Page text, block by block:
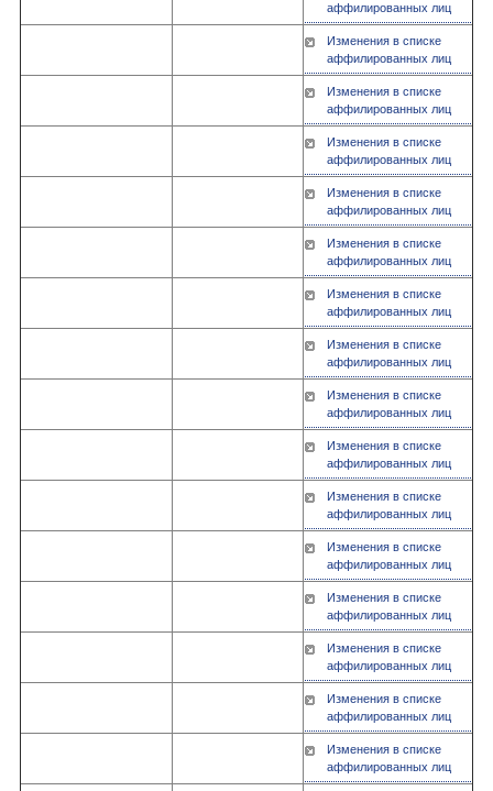
аффилированных лиц
Изменения в списке
аффилированных лиц
Изменения в списке
аффилированных лиц
Изменения в списке
аффилированных лиц
Изменения в списке
аффилированных лиц
Изменения в списке
аффилированных лиц
Изменения в списке
аффилированных лиц
Изменения в списке
аффилированных лиц
Изменения в списке
аффилированных лиц
Изменения в списке
аффилированных лиц
Изменения в списке
аффилированных лиц
Изменения в списке
аффилированных лиц
Изменения в списке
аффилированных лиц
Изменения в списке
аффилированных лиц
Изменения в списке
аффилированных лиц
Изменения в списке
аффилированных лиц